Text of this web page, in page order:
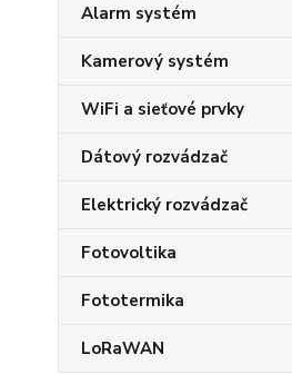
Alarm systém
Kamerový systém
WiFi a sieťové prvky
Dátový rozvádzač
Elektrický rozvádzač
Fotovoltika
Fototermika
LoRaWAN